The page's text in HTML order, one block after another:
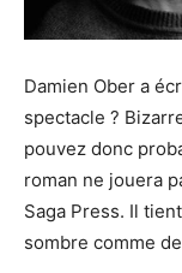
Damien Ober a
spectacle ?
pouvez donc
roman ne jouera
Saga Press. Il
sombre comme de